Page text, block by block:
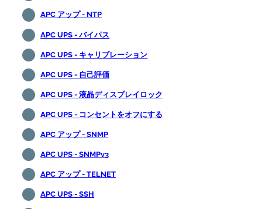
APC アップ - NTP
APC UPS - バイパス
APC UPS - キャリブレーション
APC UPS - 自己評価
APC UPS - 液晶ディスプレイロック
APC UPS - コンセントをオフにする
APC アップ - SNMP
APC UPS - SNMPv3
APC アップ - TELNET
APC UPS - SSH